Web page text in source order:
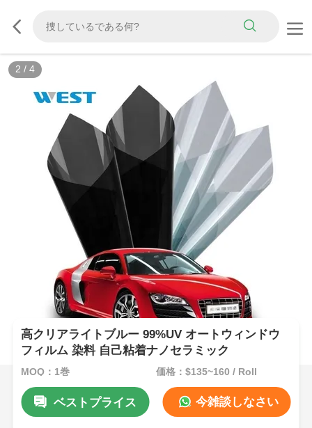
3 / 4
高クリアライトブルー 99%UV オートウィンドウ
フィルム 染料 自己粘着ナノセラミック
MOQ：1巻 価格：$135~160 / Roll
ベストプライス 今雑談しなさい